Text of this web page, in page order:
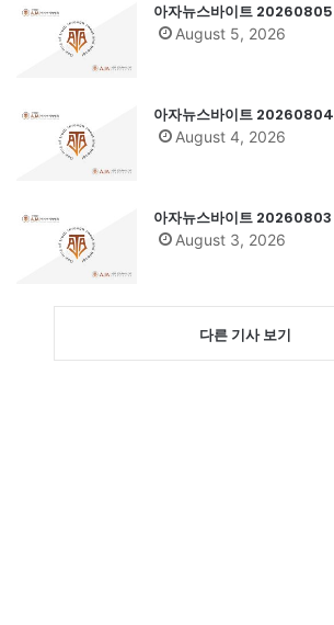
아자뉴스바이트 20260805
August 5, 2026
아자뉴스바이트 20260804
August 4, 2026
아자뉴스바이트 20260803
August 3, 2026
다른 기사 보기